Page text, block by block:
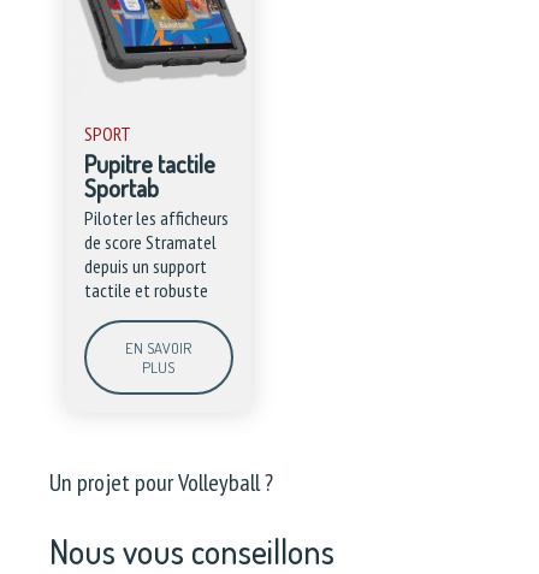
SPORT
Pupitre tactile
Sportab
Piloter les afficheurs
de score Stramatel
depuis un support
tactile et robuste
EN SAVOIR
PLUS
Un projet pour Volleyball ?
Nous vous conseillons